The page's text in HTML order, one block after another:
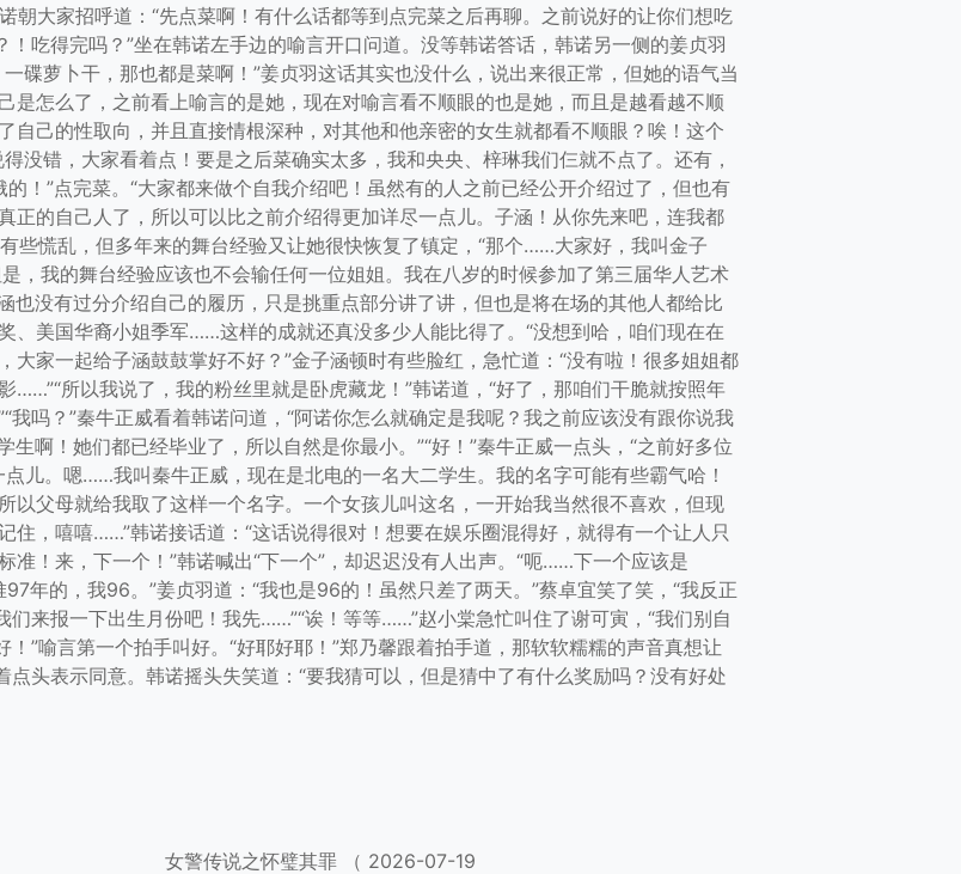
朝大家招呼道：“先点菜啊！有什么话都等到点完菜之后再聊。之前说好的让你们想吃
吃得完吗？”坐在韩诺左手边的喻言开口问道。没等韩诺答话，韩诺另一侧的姜贞羽
碟萝卜干，那也都是菜啊！”姜贞羽这话其实也没什么，说出来很正常，但她的语气当
是怎么了，之前看上喻言的是她，现在对喻言看不顺眼的也是她，而且是越看越不顺
自己的性取向，并且直接情根深种，对其他和他亲密的女生就都看不顺眼？唉！这个
没错，大家看着点！要是之后菜确实太多，我和央央、梓琳我们仨就不点了。还有，
！”点完菜。“大家都来做个自我介绍吧！虽然有的人之前已经公开介绍过了，但也有
正的自己人了，所以可以比之前介绍得更加详尽一点儿。子涵！从你先来吧，连我都
些慌乱，但多年来的舞台经验又让她很快恢复了镇定，“那个……大家好，我叫金子
，我的舞台经验应该也不会输任何一位姐姐。我在八岁的时候参加了第三届华人艺术
没有过分介绍自己的履历，只是挑重点部分讲了讲，但也是将在场的其他人都给比
、美国华裔小姐季军……这样的成就还真没多少人能比得了。“没想到哈，咱们现在在
家一起给子涵鼓鼓掌好不好？”金子涵顿时有些脸红，急忙道：“没有啦！很多姐姐都
……”“所以我说了，我的粉丝里就是卧虎藏龙！”韩诺道，“好了，那咱们干脆就按照年
吗？”秦牛正威看着韩诺问道，“阿诺你怎么就确定是我呢？我之前应该没有跟你说我
生啊！她们都已经毕业了，所以自然是你最小。”“好！”秦牛正威一点头，“之前好多位
儿。嗯……我叫秦牛正威，现在是北电的一名大二学生。我的名字可能有些霸气哈！
以父母就给我取了这样一个名字。一个女孩儿叫这名，一开始我当然很不喜欢，但现
住，嘻嘻……”韩诺接话道：“这话说得很对！想要在娱乐圈混得好，就得有一个让人只
准！来，下一个！”韩诺喊出“下一个”，却迟迟没有人出声。“呃……下一个应该是
年的，我96。”姜贞羽道：“我也是96的！虽然只差了两天。”蔡卓宜笑了笑，“我反正
们来报一下出生月份吧！我先……”“诶！等等……”赵小棠急忙叫住了谢可寅，“我们别自
”喻言第一个拍手叫好。“好耶好耶！”郑乃馨跟着拍手道，那软软糯糯的声音真想让
头表示同意。韩诺摇头失笑道：“要我猜可以，但是猜中了有什么奖励吗？没有好处
女警传说之怀璧其罪 （ 2026-07-19